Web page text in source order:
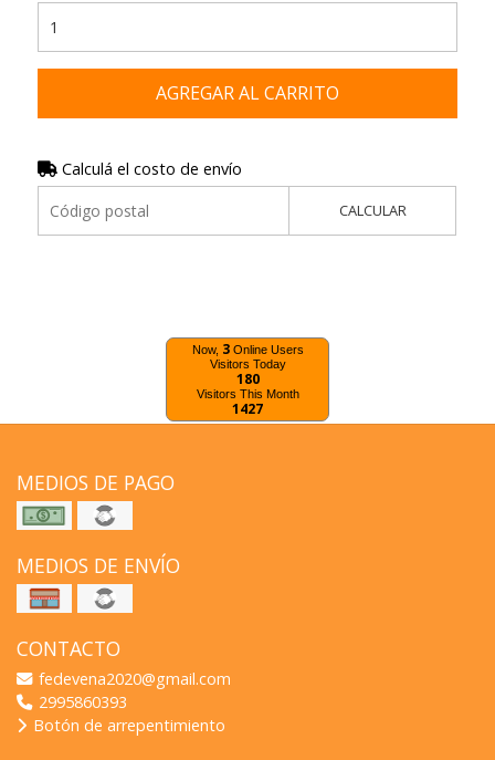
AGREGAR AL CARRITO
Calculá el costo de envío
CALCULAR
Now, 3Online Users
Visitors Today
180
Visitors This Month
1427
MEDIOS DE PAGO
MEDIOS DE ENVÍO
CONTACTO
fedevena2020@gmail.com
2995860393
Botón de arrepentimiento